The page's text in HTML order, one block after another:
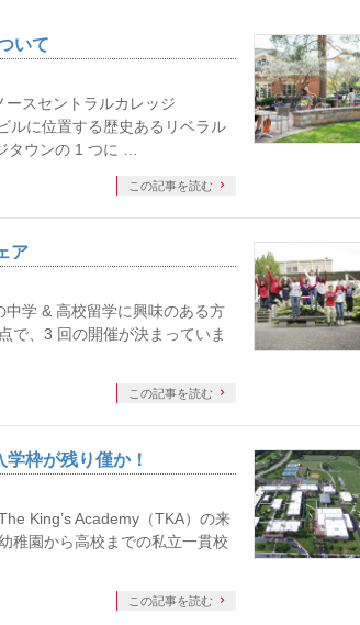
いて
ースセントラルカレッジ
ルに位置する歴史あるリベラル
タウンの 1 つに …
この記事を読む
ア
学 & 高校留学に興味のある方
で、3 回の開催が決まっていま
この記事を読む
枠が残り僅か！
King’s Academy（TKA）の来
稚園から高校までの私立一貫校
この記事を読む